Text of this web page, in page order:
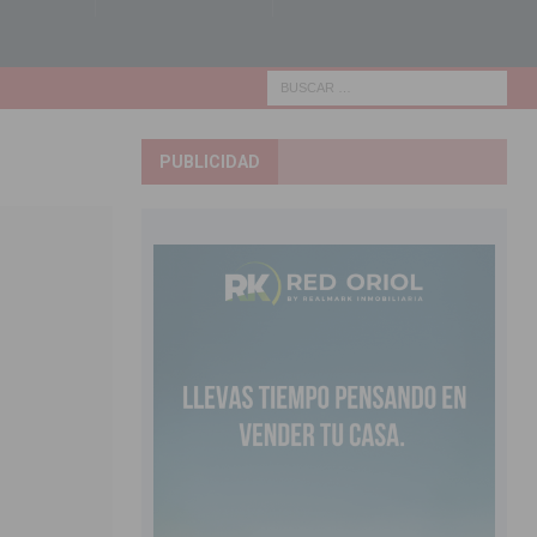
PUBLICIDAD